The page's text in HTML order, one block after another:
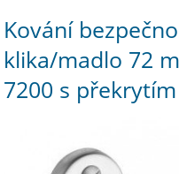
Kování
klika/madlo 72
7200 s překrytím